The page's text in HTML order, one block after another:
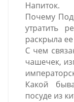
Напиток.
Почему
утратить
раскрыла
С чем
чашечек,
Какой
посуде из